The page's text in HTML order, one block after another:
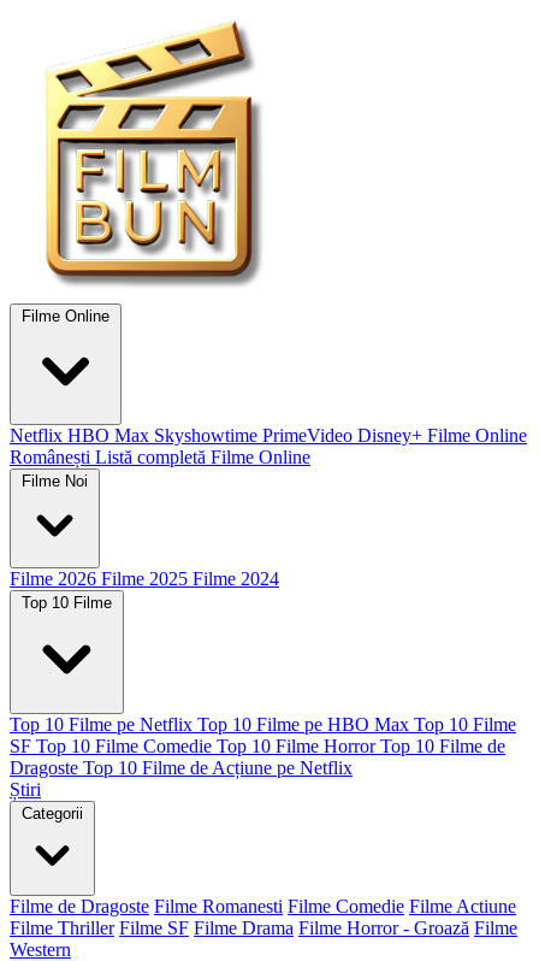
Filme Online
Netflix HBO Max Skyshowtime PrimeVideo Disney+ Filme Online
Românești Listă completă Filme Online
Filme Noi
Filme 2026 Filme 2025 Filme 2024
Top 10 Filme
Top 10 Filme pe Netflix Top 10 Filme pe HBO Max Top 10 Filme
SF Top 10 Filme Comedie Top 10 Filme Horror Top 10 Filme de
Dragoste Top 10 Filme de Acțiune pe Netflix
Știri
Categorii
Filme de Dragoste Filme Romanesti Filme Comedie Filme Actiune
Filme Thriller Filme SF Filme Drama Filme Horror - Groază Filme
Western